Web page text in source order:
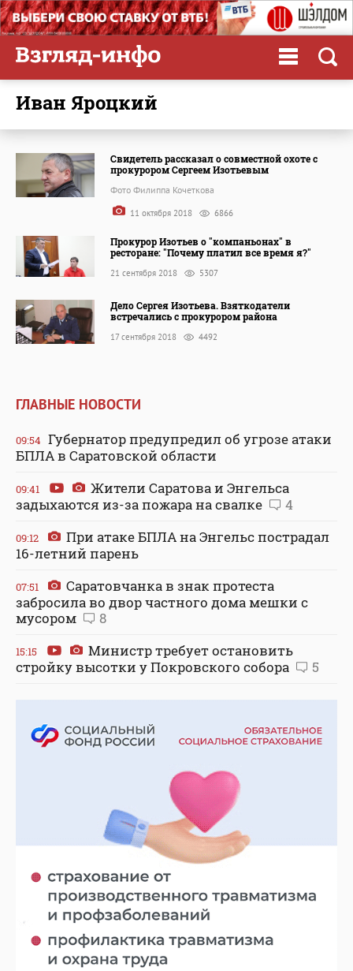
Иван Яроцкий
Свидетель рассказал о совместной охоте с
прокурором Сергеем Изотьевым
Фото Филиппа Кочеткова
11 октября 2018 6866
Прокурор Изотьев о "компаньонах" в
ресторане: "Почему платил все время я?"
21 сентября 2018 5307
Дело Сергея Изотьева. Взяткодатели
встречались с прокурором района
17 сентября 2018 4492
ГЛАВНЫЕ НОВОСТИ
09:54 Губернатор предупредил об угрозе атаки
БПЛА в Саратовской области
09:41
Жители Саратова и Энгельса
задыхаются из-за пожара на свалке
4
09:12
При атаке БПЛА на Энгельс пострадал
16-летний парень
07:51
Саратовчанка в знак протеста
забросила во двор частного дома мешки с
мусором
8
15:15
Министр требует остановить
стройку высотки у Покровского собора
5